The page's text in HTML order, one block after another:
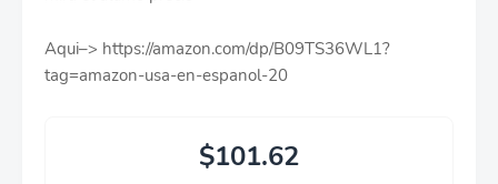
Aqui–> https://amazon.com/dp/B09TS36WL1?
tag=amazon-usa-en-espanol-20
$101.62